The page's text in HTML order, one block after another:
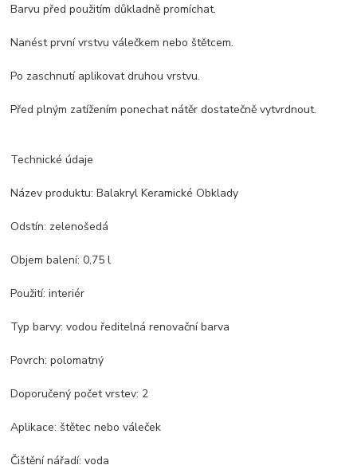
Barvu před použitím důkladně promíchat.
Nanést první vrstvu válečkem nebo štětcem.
Po zaschnutí aplikovat druhou vrstvu.
Před plným zatížením ponechat nátěr dostatečně vytvrdnout.
Technické údaje
Název produktu: Balakryl Keramické Obklady
Odstín: zelenošedá
Objem balení: 0,75 l
Použití: interiér
Typ barvy: vodou ředitelná renovační barva
Povrch: polomatný
Doporučený počet vrstev: 2
Aplikace: štětec nebo váleček
Čištění nářadí: voda